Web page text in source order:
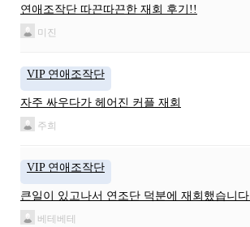
연애조작단 따끈따끈한 재회 후기!!
미진
VIP 연애조작단
자주 싸우다가 헤어진 커플 재회
주희
VIP 연애조작단
큰일이 있고나서 연조단 덕분에 재회했습니다.
베테베테